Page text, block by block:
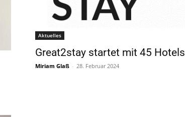
Aktuelles
Great2stay startet mit 45 Hotels
Miriam Glaß - 28. Februar 2024